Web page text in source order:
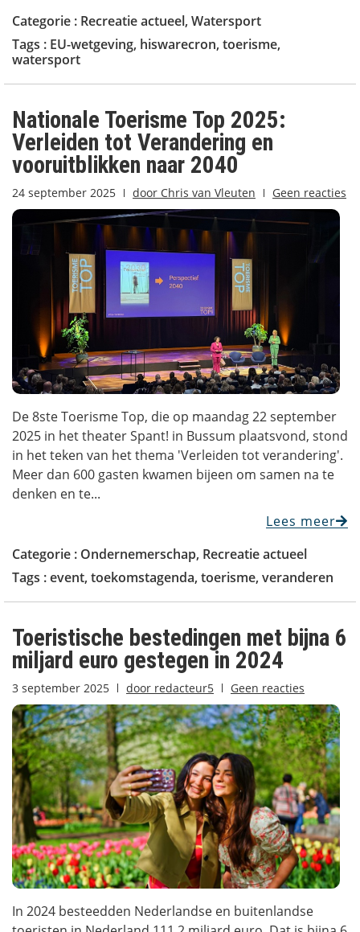
Categorie : Recreatie actueel, Watersport
Tags : EU-wetgeving, hiswarecron, toerisme,
watersport
Nationale Toerisme Top 2025:
Verleiden tot Verandering en
vooruitblikken naar 2040
24 september 2025 door Chris van Vleuten Geen reacties
De 8ste Toerisme Top, die op maandag 22 september
2025 in het theater Spant! in Bussum plaatsvond, stond
in het teken van het thema 'Verleiden tot verandering'.
Meer dan 600 gasten kwamen bijeen om samen na te
denken en te...
Lees meer
Categorie : Ondernemerschap, Recreatie actueel
Tags :event, toekomstagenda, toerisme, veranderen
Toeristische bestedingen met bijna 6
miljard euro gestegen in 2024
3 september 2025 door redacteur5 Geen reacties
In 2024 besteedden Nederlandse en buitenlandse